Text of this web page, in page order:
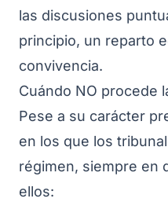
las discusiones
principio, un reparto
convivencia.
Cuándo NO procede
Pese a su carácter
en los que los
régimen, siempre en
ellos: